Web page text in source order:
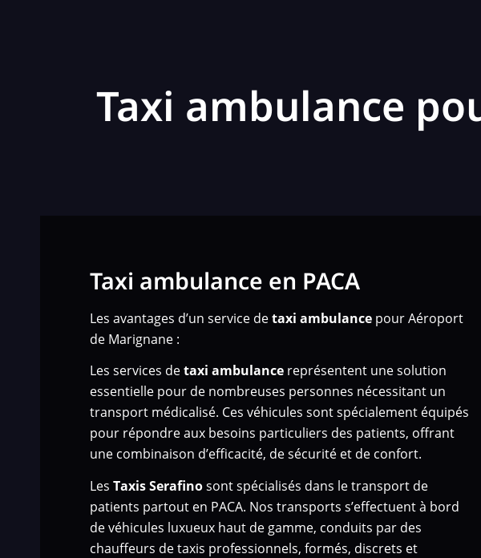
Taxi ambulance
Taxi ambulance en PACA
Les avantages d’un service detaxi ambulance pour Aéroport
de Marignane :
Les services detaxi ambulance représentent une solution
essentielle pour de nombreuses personnes nécessitant un
transport médicalisé. Ces véhicules sont spécialement équipés
pour répondre aux besoins particuliers des patients, offrant
une combinaison d’efficacité, de sécurité et de confort.
LesTaxis Serafinosont spécialisés dans le transport de
patients partout en PACA. Nos transports s’effectuent à bord
de véhicules luxueux haut de gamme, conduits par des
chauffeurs de taxis professionnels, formés, discrets et